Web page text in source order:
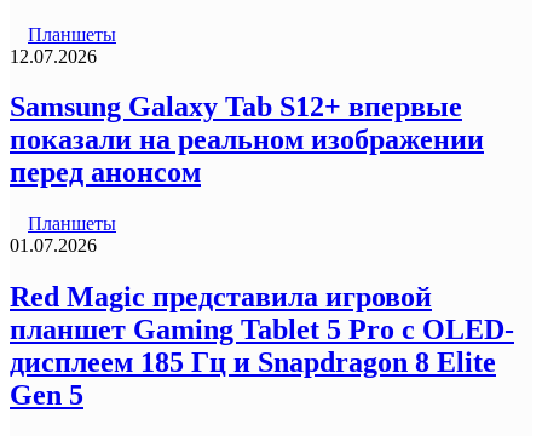
Планшеты
12.07.2026
Samsung Galaxy Tab S12+ впервые
показали на реальном изображении
перед анонсом
Планшеты
01.07.2026
Red Magic представила игровой
планшет Gaming Tablet 5 Pro с OLED-
дисплеем 185 Гц и Snapdragon 8 Elite
Gen 5